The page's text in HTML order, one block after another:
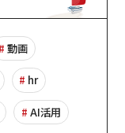
動画
hr
AI活用